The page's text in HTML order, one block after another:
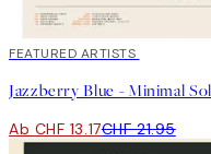
40%*
FEATURED ARTISTS
Ab CHF 13.17CHF 21.95